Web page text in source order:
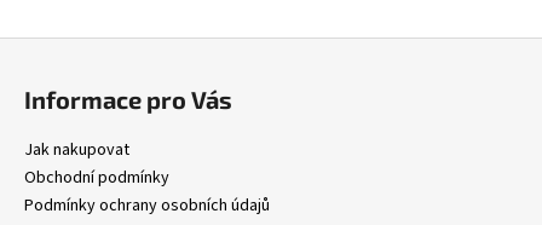
Informace pro Vás
Jak nakupovat
Obchodní podmínky
Podmínky ochrany osobních údajů